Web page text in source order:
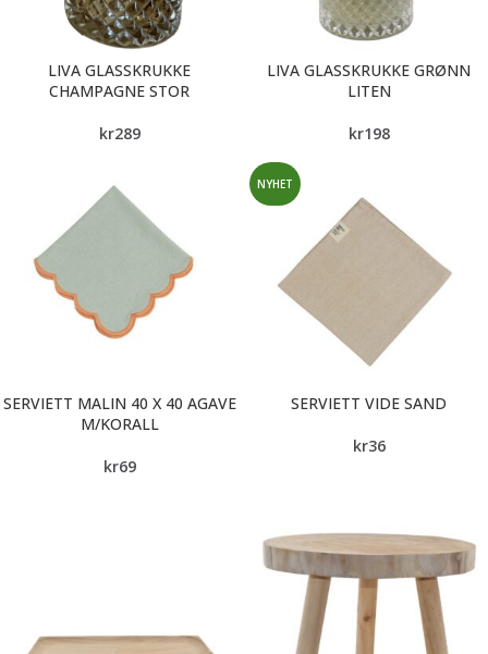
LIVA GLASSKRUKKE
CHAMPAGNE STOR
kr289
LIVA GLASSKRUKKE GRØNN
LITEN
kr198
SERVIETT MALIN 40 X 40 AGAVE
M/KORALL
kr69
NYHET
SERVIETT VIDE SAND
kr36